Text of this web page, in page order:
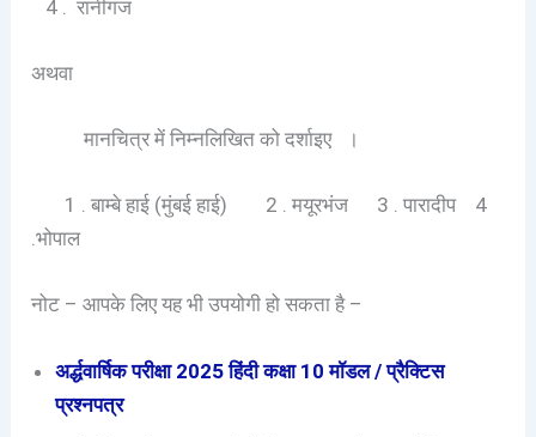
4 . रानीगंज
अथवा
मानचित्र में निम्नलिखित को दर्शाइए ।
1 . बाम्बे हाई (मुंबई हाई) 2 . मयूरभंज 3 . पारादीप 4
.भोपाल
नोट – आपके लिए यह भी उपयोगी हो सकता है –
अर्द्धवार्षिक परीक्षा 2025 हिंदी कक्षा 10 मॉडल / प्रैक्टिस
प्रश्नपत्र